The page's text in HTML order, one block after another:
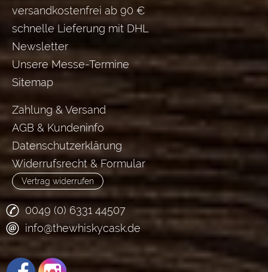
versandkostenfrei ab 90 €
schnelle Lieferung mit DHL
Newsletter
Unsere Messe-Termine
Sitemap
Zahlung & Versand
AGB & Kundeninfo
Datenschutzerklärung
Widerrufsrecht & Formular
Vertrag widerrufen
0049 (0) 6331 44507
info@thewhiskycask.de